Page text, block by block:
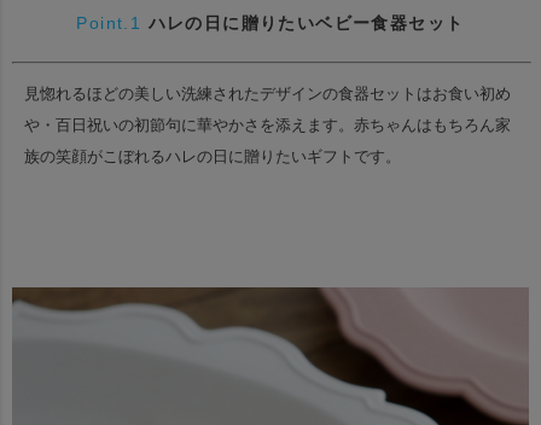
Point.1 ハレの日に贈りたいベビー食器セット
見惚れるほどの美しい洗練されたデザインの食器セットはお食い初め
や・百日祝いの初節句に華やかさを添えます。 赤ちゃんはもちろん家
族の笑顔がこぼれるハレの日に贈りたいギフトです。